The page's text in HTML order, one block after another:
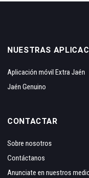
NUESTRAS
Aplicación móvil Extra Jaén
Jaén Genuino
CONTACTAR
Sobre nosotros
Contáctanos
Anunciate en nuestros